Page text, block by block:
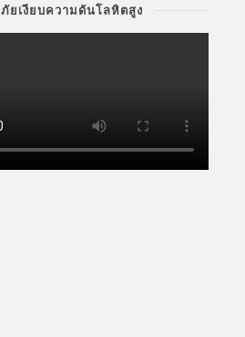
ภัยเงียบความดันโลหิตสูง